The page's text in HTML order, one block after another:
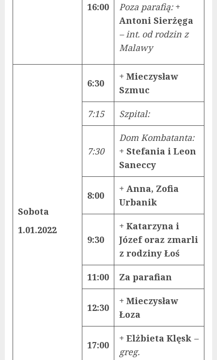
16:00
Poza parafią: +
Antoni Sierżęga
– int. od rodzin z
Malawy
Sobota
1.01.2022
6:30
+ Mieczysław
Szmuc
7:15 Szpital:
7:30
Dom Kombatanta:
+ Stefania i Leon
Saneccy
8:00
+ Anna, Zofia
Urbanik
9:30
+ Katarzyna i
Józef oraz zmarli
z rodziny Łoś
11:00 Za parafian
12:30
+ Mieczysław
Łoza
17:00
+ Elżbieta Klęsk –
greg.